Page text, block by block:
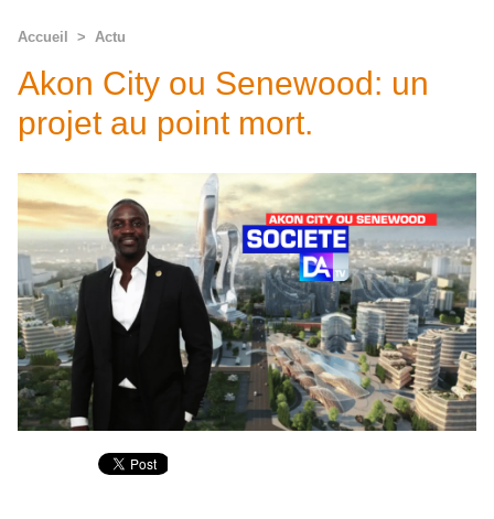
Accueil > Actu
Akon City ou Senewood: un
projet au point mort.